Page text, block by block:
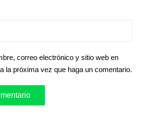
correo electrónico y sitio web en
la próxima vez que haga un comentario.